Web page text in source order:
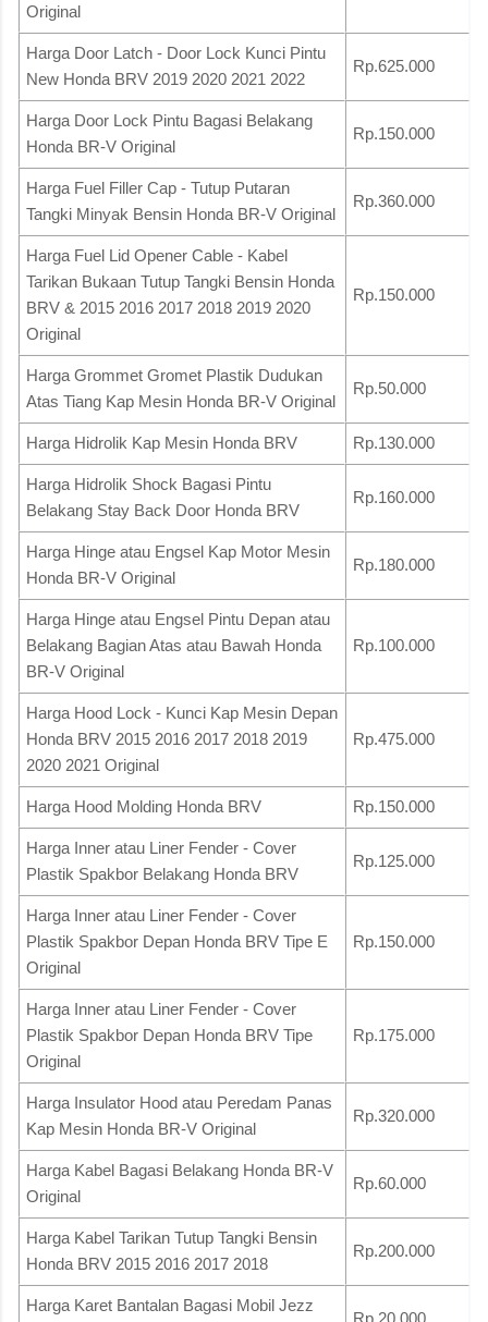
Original
Harga Door Latch - Door Lock Kunci Pintu
New Honda BRV 2019 2020 2021 2022
Rp.625.000
Harga Door Lock Pintu Bagasi Belakang
Honda BR-V Original
Rp.150.000
Harga Fuel Filler Cap - Tutup Putaran
Tangki Minyak Bensin Honda BR-V Original
Rp.360.000
Harga Fuel Lid Opener Cable - Kabel
Tarikan Bukaan Tutup Tangki Bensin Honda
BRV & 2015 2016 2017 2018 2019 2020
Original
Rp.150.000
Harga Grommet Gromet Plastik Dudukan
Atas Tiang Kap Mesin Honda BR-V Original
Rp.50.000
Harga Hidrolik Kap Mesin Honda BRV Rp.130.000
Harga Hidrolik Shock Bagasi Pintu
Belakang Stay Back Door Honda BRV
Rp.160.000
Harga Hinge atau Engsel Kap Motor Mesin
Honda BR-V Original
Rp.180.000
Harga Hinge atau Engsel Pintu Depan atau
Belakang Bagian Atas atau Bawah Honda
BR-V Original
Rp.100.000
Harga Hood Lock - Kunci Kap Mesin Depan
Honda BRV 2015 2016 2017 2018 2019
2020 2021 Original
Rp.475.000
Harga Hood Molding Honda BRV Rp.150.000
Harga Inner atau Liner Fender - Cover
Plastik Spakbor Belakang Honda BRV
Rp.125.000
Harga Inner atau Liner Fender - Cover
Plastik Spakbor Depan Honda BRV Tipe E
Original
Rp.150.000
Harga Inner atau Liner Fender - Cover
Plastik Spakbor Depan Honda BRV Tipe
Original
Rp.175.000
Harga Insulator Hood atau Peredam Panas
Kap Mesin Honda BR-V Original
Rp.320.000
Harga Kabel Bagasi Belakang Honda BR-V
Original
Rp.60.000
Harga Kabel Tarikan Tutup Tangki Bensin
Honda BRV 2015 2016 2017 2018
Rp.200.000
Harga Karet Bantalan Bagasi Mobil Jezz
Rp.20.000